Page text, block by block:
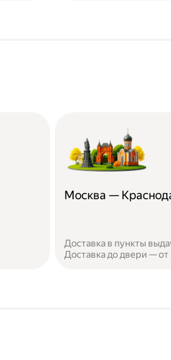
Москва —
Доставка в пункты
Доставка до двери — от